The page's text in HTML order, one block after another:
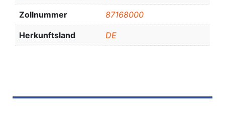
Zollnummer 87168000
Herkunftsland DE